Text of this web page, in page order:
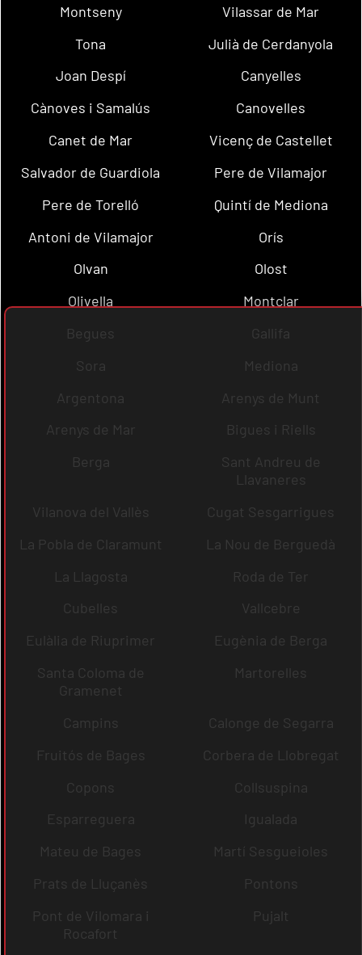
Montseny
Vilassar de Mar
Tona
Julià de Cerdanyola
Joan Despí
Canyelles
Cànoves i Samalús
Canovelles
Canet de Mar
Vicenç de Castellet
Salvador de Guardiola
Pere de Vilamajor
Pere de Torelló
Quintí de Mediona
Antoni de Vilamajor
Orís
Olvan
Olost
Olivella
Montclar
Begues
Gallifa
Sora
Mediona
Argentona
Arenys de Munt
Arenys de Mar
Bigues i Riells
Berga
Sant Andreu de
Llavaneres
Vilanova del Vallès
Cugat Sesgarrigues
La Pobla de Claramunt
La Nou de Berguedà
La Llagosta
Roda de Ter
Cubelles
Vallcebre
Eulàlia de Riuprimer
Eugènia de Berga
Santa Coloma de
Gramenet
Martorelles
Campins
Calonge de Segarra
Fruitós de Bages
Corbera de Llobregat
Copons
Collsuspina
Esparreguera
Igualada
Mateu de Bages
Martí Sesgueioles
Prats de Lluçanès
Pontons
Pont de Vilomara i
Rocafort
Pujalt